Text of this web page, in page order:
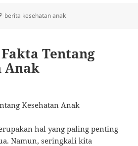
Tags
berita kesehatan anak
Tentang
Anak
Kesehatan Anak
hal yang paling penting
Namun, seringkali kita